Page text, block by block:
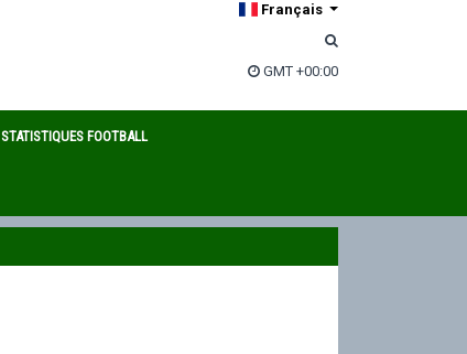
Français
GMT +00:00
STATISTIQUES FOOTBALL